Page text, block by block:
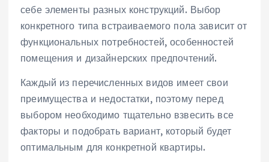
себе элементы разных конструкций. Выбор
конкретного типа встраиваемого пола зависит от
функциональных потребностей‚ особенностей
помещения и дизайнерских предпочтений.
Каждый из перечисленных видов имеет свои
преимущества и недостатки‚ поэтому перед
выбором необходимо тщательно взвесить все
факторы и подобрать вариант‚ который будет
оптимальным для конкретной квартиры.